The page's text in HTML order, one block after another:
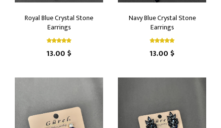
Royal Blue Crystal Stone
Earrings
13.00 $
Navy Blue Crystal Stone
Earrings
13.00 $